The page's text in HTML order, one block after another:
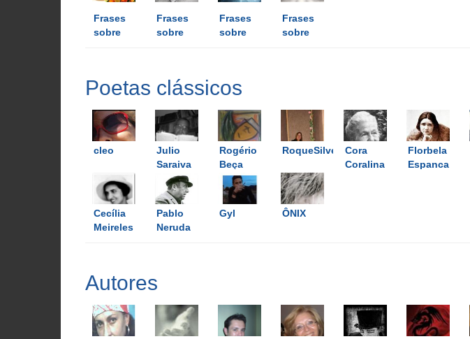
Frases
sobre
Frases
sobre
Frases
sobre
Frases
sobre
Poetas clássicos
cleo
Julio
Saraiva
Rogério
Beça
RoqueSilveiraCora
Coralina
Florbela
Espanca
Cecília
Meireles
Pablo
Neruda
Gyl ÔNIX
Autores